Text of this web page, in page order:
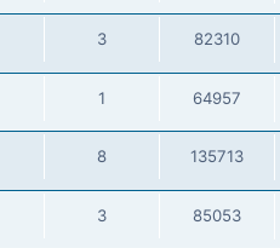
3 82310
1 64957
8 135713
3 85053